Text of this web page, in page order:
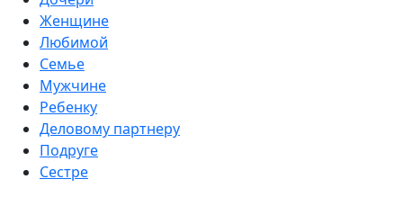
Женщине
Любимой
Семье
Мужчине
Ребенку
Деловому партнеру
Подруге
Сестре